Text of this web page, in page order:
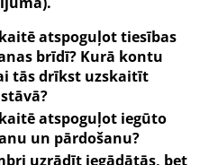
atspoguļot tiesības
brīdī? Kurā kontu
tās drīkst uzskaitīt
atspoguļot iegūto
un pārdošanu?
uzrādīt iegādātās, bet